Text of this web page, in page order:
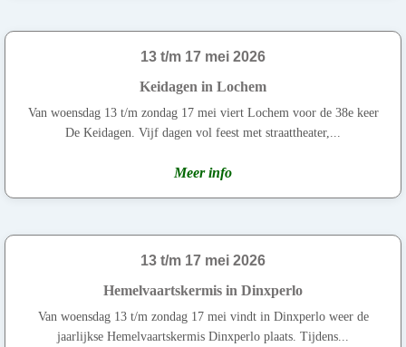
13 t/m 17 mei 2026
Keidagen in Lochem
Van woensdag 13 t/m zondag 17 mei viert Lochem voor de 38e keer
De Keidagen. Vijf dagen vol feest met straattheater,...
Meer info
13 t/m 17 mei 2026
Hemelvaartskermis in Dinxperlo
Van woensdag 13 t/m zondag 17 mei vindt in Dinxperlo weer de
jaarlijkse Hemelvaartskermis Dinxperlo plaats. Tijdens...